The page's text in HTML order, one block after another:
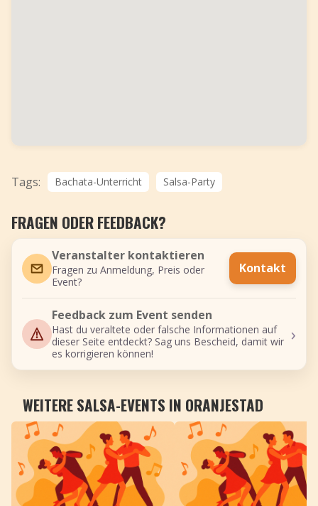
Tags: Bachata-Unterricht Salsa-Party
FRAGEN ODER FEEDBACK?
Veranstalter kontaktieren
Fragen zu Anmeldung, Preis oder
Event?
Kontakt
Feedback zum Event senden
Hast du veraltete oder falsche Informationen auf
dieser Seite entdeckt? Sag uns Bescheid, damit wir
es korrigieren können!
›
WEITERE SALSA-EVENTS IN ORANJESTAD